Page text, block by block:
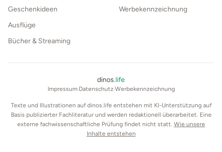
Geschenkideen
Ausflüge
Bücher & Streaming
Werbekennzeichnung
dinos.life
Impressum·Datenschutz·Werbekennzeichnung
Texte und Illustrationen auf dinos.life entstehen mit KI-Unterstützung auf
Basis publizierter Fachliteratur und werden redaktionell überarbeitet. Eine
externe fachwissenschaftliche Prüfung findet nicht statt. Wie unsere
Inhalte entstehen